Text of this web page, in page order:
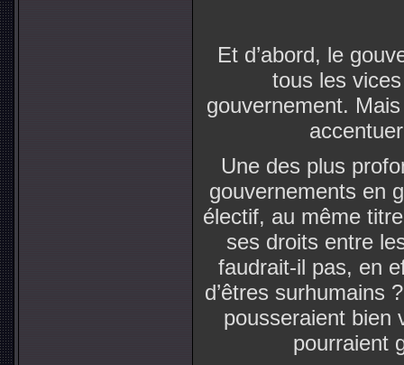
Et d’abord, le
tous les
gouvernement.
Une des plus
gouvernements en
électif, au même
ses droits entre
faudrait-il pas, en
d’êtres surhumains
pousseraient bien
pourraient